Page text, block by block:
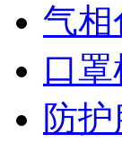
气相
口
防